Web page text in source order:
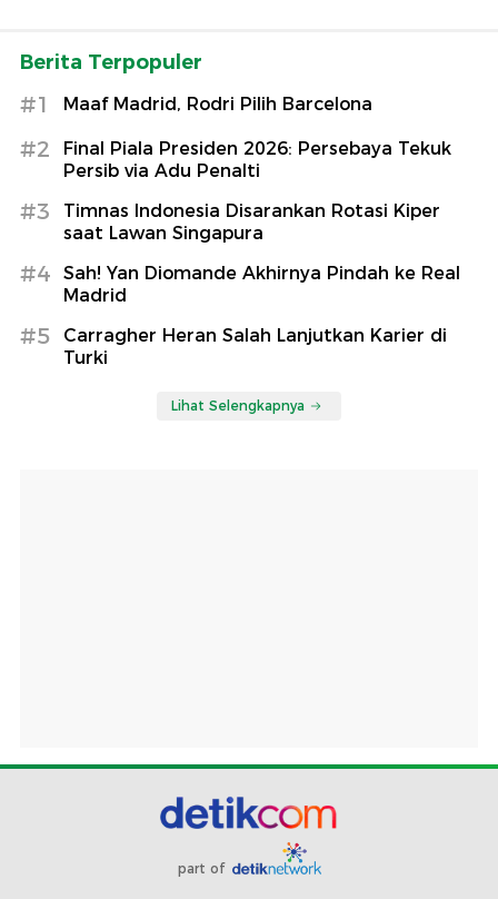
Berita Terpopuler
#1 Maaf Madrid, Rodri Pilih Barcelona
#2
Final Piala Presiden 2026: Persebaya Tekuk
Persib via Adu Penalti
#3
Timnas Indonesia Disarankan Rotasi Kiper
saat Lawan Singapura
#4
Sah! Yan Diomande Akhirnya Pindah ke Real
Madrid
#5
Carragher Heran Salah Lanjutkan Karier di
Turki
Lihat Selengkapnya
part of